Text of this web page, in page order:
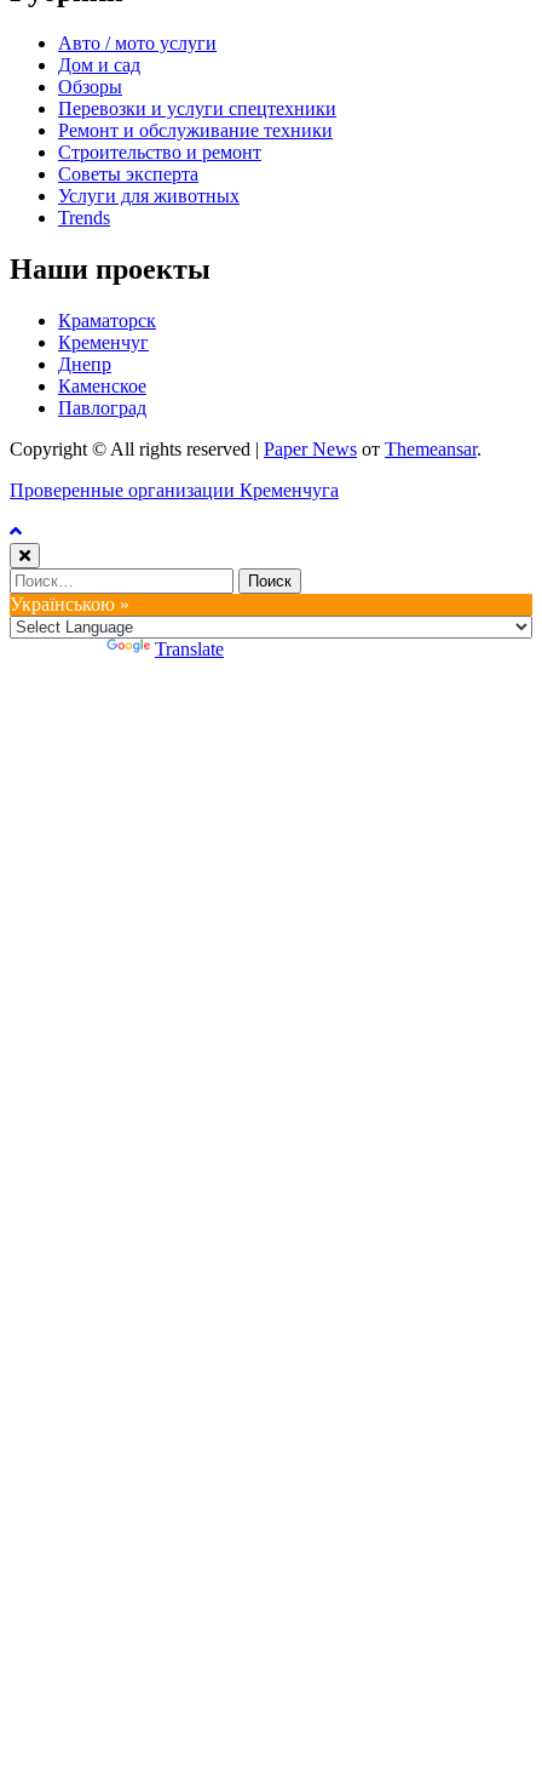
Авто / мото услуги
Дом и сад
Обзоры
Перевозки и услуги спецтехники
Ремонт и обслуживание техники
Строительство и ремонт
Советы эксперта
Услуги для животных
Trends
Наши проекты
Краматорск
Кременчуг
Днепр
Каменское
Павлоград
Copyright © All rights reserved | Paper News от Themeansar.
Проверенные организации Кременчуга
Найти:
Українською »
Translate